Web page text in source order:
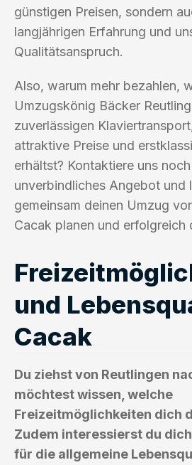
günstigen Preisen, sondern
langjährigen Erfahrung und
Qualitätsanspruch.
Also, warum mehr bezahlen,
Umzugskönig Bäcker
zuverlässigen
attraktive Preise und
erhältst? Kontaktiere uns
unverbindliches Angebot und
gemeinsam deinen Umzug
Cacak planen und erfolgreich
und
Cacak
Du ziehst von Reutlingen
möchtest wissen, welche
Freizeitmöglichkeiten dich
Zudem interessierst du
für die allgemeine